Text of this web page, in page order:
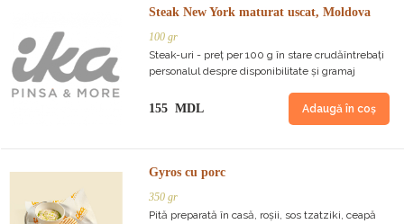
Steak New York maturat uscat, Moldova
100 gr
Steak-uri - preț per 100 g în stare crudăîntrebați
personalul despre disponibilitate și gramaj
155 MDL Adaugă în coș
Gyros cu porc
350 gr
Pită preparată în casă, roșii, sos tzatziki, ceapă